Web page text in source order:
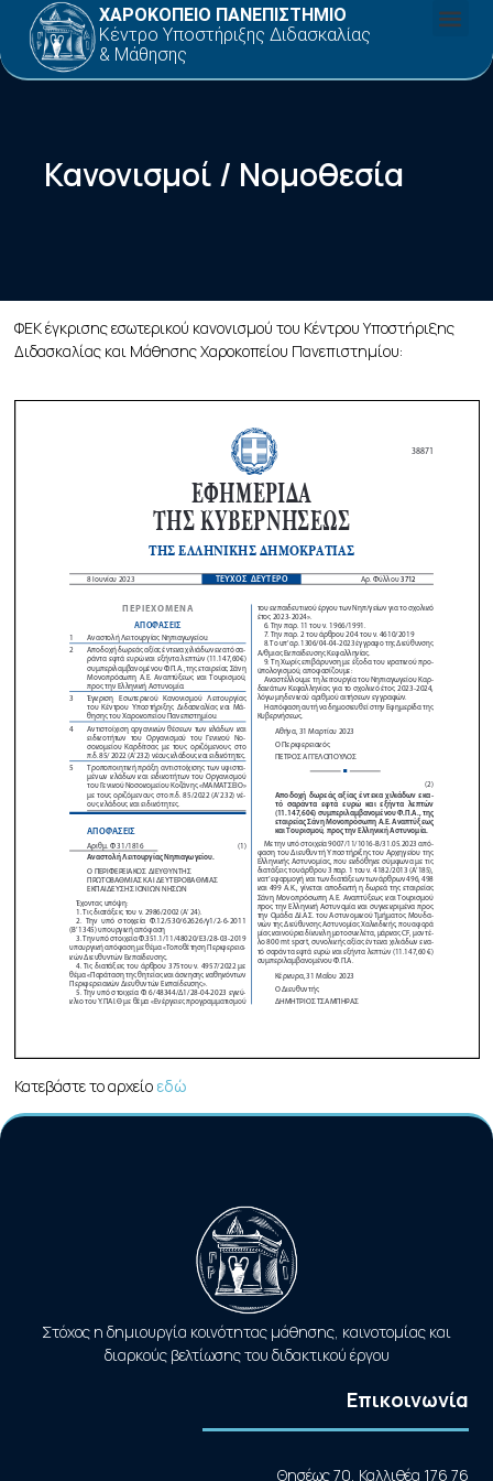
ΧΑΡΟΚΟΠΕΙΟ ΠΑΝΕΠΙΣΤΗΜΙΟ
Κέντρο Υποστήριξης Διδασκαλίας
& Μάθησης
Κανονισμοί / Νομοθεσία
ΦΕΚ έγκρισης εσωτερικού κανονισμού του Κέντρου Υποστήριξης
Διδασκαλίας και Μάθησης Χαροκοπείου Πανεπιστημίου:
Κατεβάστε το αρχείο εδώ
Στόχος η δημιουργία κοινότητας μάθησης, καινοτομίας και
διαρκούς βελτίωσης του διδακτικού έργου
Επικοινωνία
Θησέως 70, Καλλιθέα 176 76